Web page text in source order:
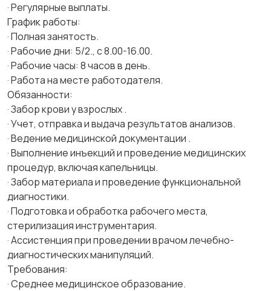
· Регулярные выплаты.
График работы:
· Полная занятость.
· Рабочие дни: 5/2., с 8.00-16.00.
· Рабочие часы: 8 часов в день.
· Работа на месте работодателя.
Обязанности:
· Забор крови у взрослых .
· Учет, отправка и выдача результатов анализов.
· Ведение медицинской документации .
· Выполнение инъекций и проведение медицинских
процедур, включая капельницы.
· Забор материала и проведение функциональной
диагностики.
· Подготовка и обработка рабочего места,
стерилизация инструментария.
· Ассистенция при проведении врачом лечебно-
диагностических манипуляций.
Требования:
· Среднее медицинское образование.